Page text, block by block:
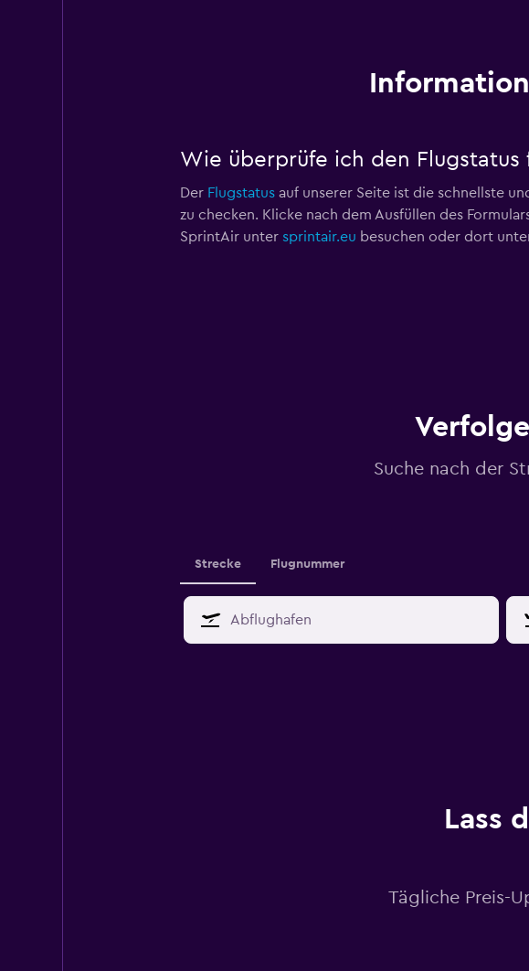
Wie überprüfe ich den Flugstatus
Der Flugstatusauf unserer Seite ist die schnellste
zu checken. Klicke nach dem Ausfüllen des
SprintAir unter sprintair.eu besuchen oder dort
Suche nach der
Strecke Flugnummer
Lass
Tägliche Preis-